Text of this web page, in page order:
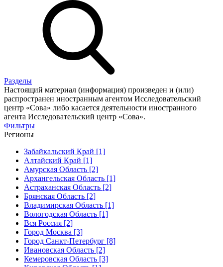
Разделы
Настоящий материал (информация) произведен и (или)
распространен иностранным агентом Исследовательский
центр «Сова» либо касается деятельности иностранного
агента Исследовательский центр «Сова».
Фильтры
Регионы
Забайкальский Край [1]
Алтайский Край [1]
Амурская Область [2]
Архангельская Область [1]
Астраханская Область [2]
Брянская Область [2]
Владимирская Область [1]
Вологодская Область [1]
Вся Россия [2]
Город Москва [3]
Город Санкт-Петербург [8]
Ивановская Область [2]
Кемеровская Область [3]